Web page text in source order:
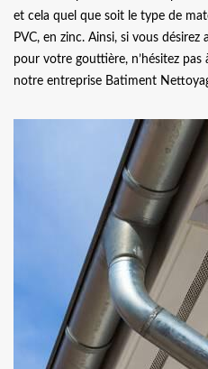
et cela quel que soit le type de
PVC, en zinc. Ainsi, si vous
pour votre gouttière, n’hésitez
notre entreprise Batiment